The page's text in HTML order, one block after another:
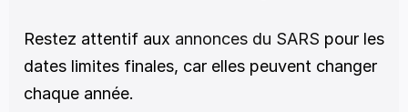
Restez attentif aux annonces du SARS pour les
dates limites finales, car elles peuvent changer
chaque année.